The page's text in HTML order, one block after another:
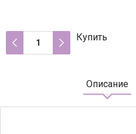
Купить
Описание